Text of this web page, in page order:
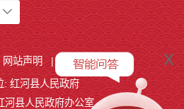
x
网站声明 |
关于我们
: 红河县人民政府
河县人民政府办公室